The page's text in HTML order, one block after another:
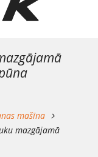
mašīna
mazgājamā